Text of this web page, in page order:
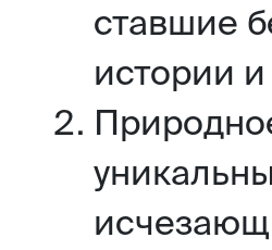
ставшие
истории и